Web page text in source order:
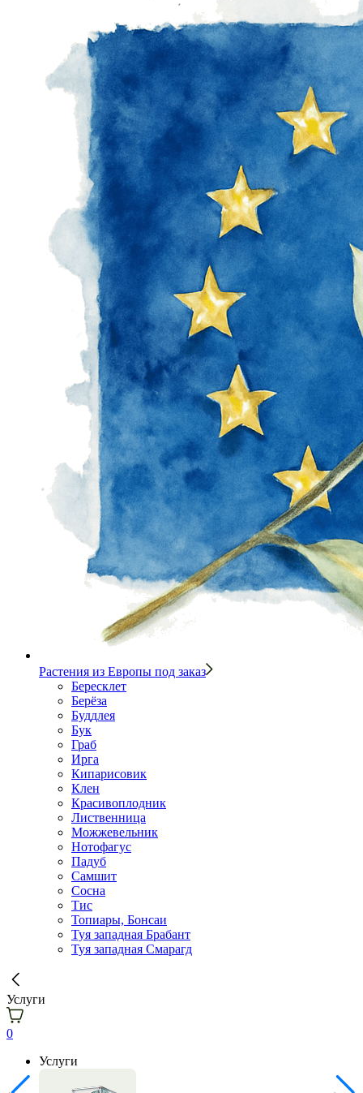
Растения из Европы под заказ
Бересклет
Берёза
Буддлея
Бук
Граб
Ирга
Кипарисовик
Клен
Красивоплодник
Лиственница
Можжевельник
Нотофагус
Падуб
Самшит
Сосна
Тис
Топиары, Бонсаи
Туя западная Брабант
Туя западная Смарагд
Услуги
0
Услуги